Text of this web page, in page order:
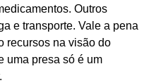
Outros
e transporte. Vale a pena
recursos na visão do
uma presa só é um